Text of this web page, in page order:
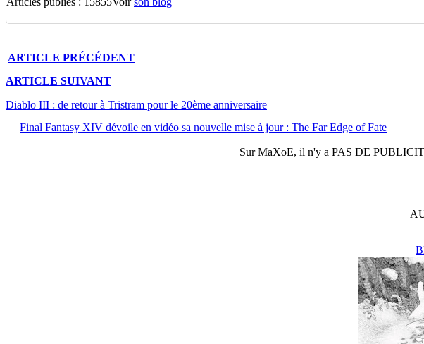
ARTICLE PRÉCÉDENT
ARTICLE SUIVANT
Diablo III : de retour à Tristram pour le 20ème anniversaire
Final Fantasy XIV dévoile en vidéo sa nouvelle mise à jour : The Far Edge of Fate
SurMaXoE, il n'y a PAS DE